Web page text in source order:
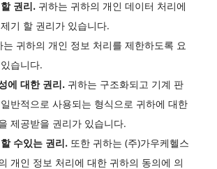
권리. 귀하는 귀하의 개인 데이터 처리에
기 할 권리가 있습니다.
는 귀하의 개인 정보 처리를 제한하도록 요
습니다.
에 대한 권리. 귀하는 구조화되고 기계 판
반적으로 사용되는 형식으로 귀하에 대한
제공받을 권리가 있습니다.
수있는 권리. 또한 귀하는 (주)가우케헬스
개인 정보 처리에 대한 귀하의 동의에 의